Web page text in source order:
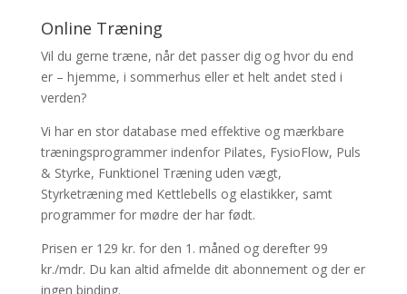
Online Træning
Vil du gerne træne, når det passer dig og hvor du end
er – hjemme, i sommerhus eller et helt andet sted i
verden?
Vi har en stor database med effektive og mærkbare
træningsprogrammer indenfor Pilates, FysioFlow, Puls
& Styrke, Funktionel Træning uden vægt,
Styrketræning med Kettlebells og elastikker, samt
programmer for mødre der har født.
Prisen er 129 kr. for den 1. måned og derefter 99
kr./mdr. Du kan altid afmelde dit abonnement og der er
ingen binding.